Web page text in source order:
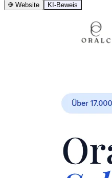
Website KI-Beweis